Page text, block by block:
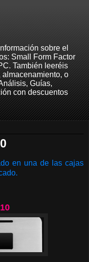
sobre el
Small Form Factor
También leeréis
o
Guías,
con descuentos
en una de las cajas